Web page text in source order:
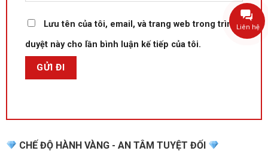
Lưu tên của tôi, email, và trang web trong trình
duyệt này cho lần bình luận kế tiếp của tôi.
CHẾ ĐỘ HÀNH VÀNG - AN TÂM TUYỆT ĐỐI
Liên hệ